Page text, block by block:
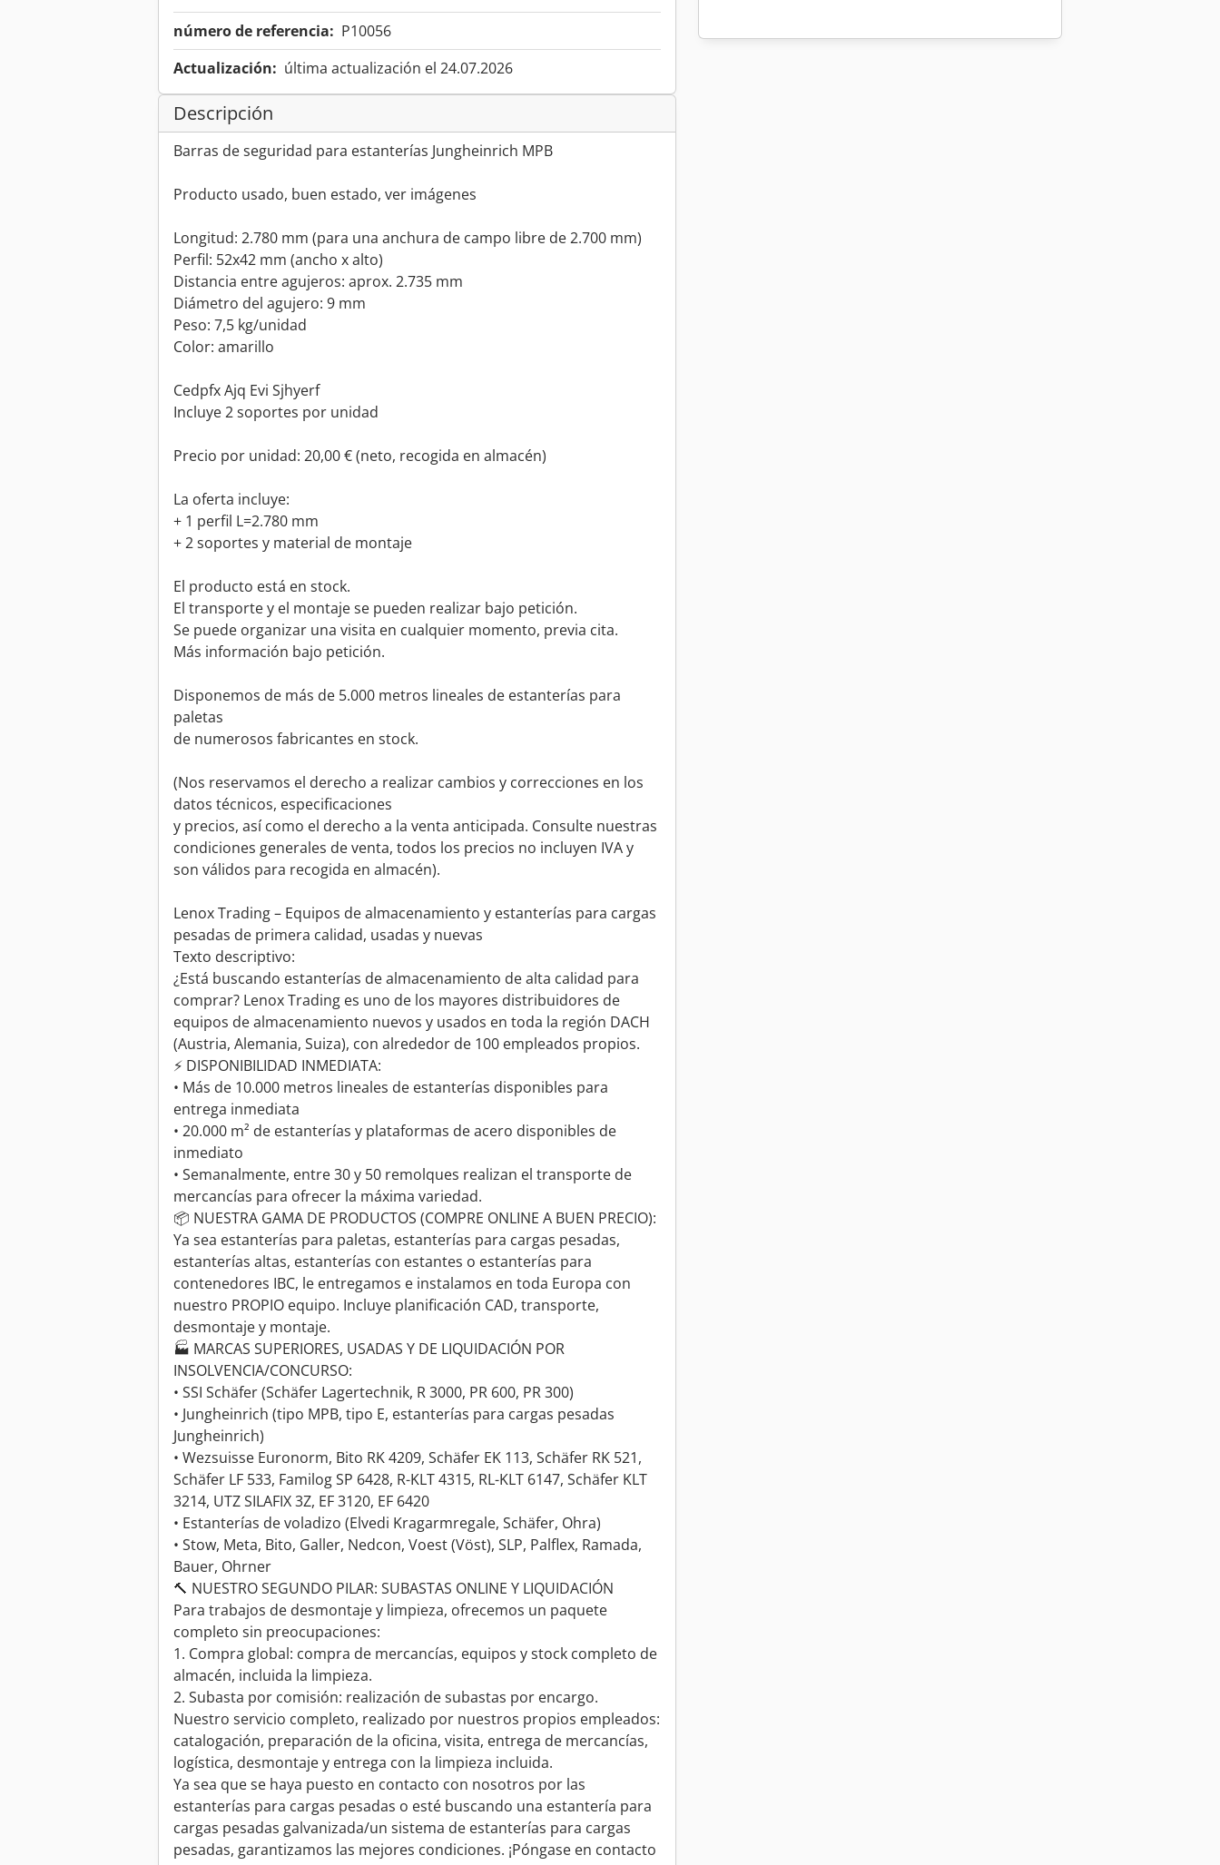
número de referencia: P10056
Actualización: última actualización el 24.07.2026
Descripción
Barras de seguridad para estanterías Jungheinrich MPB
Producto usado, buen estado, ver imágenes
Longitud: 2.780 mm (para una anchura de campo libre de 2.700 mm)
Perfil: 52x42 mm (ancho x alto)
Distancia entre agujeros: aprox. 2.735 mm
Diámetro del agujero: 9 mm
Peso: 7,5 kg/unidad
Color: amarillo
Cedpfx Ajq Evi Sjhyerf
Incluye 2 soportes por unidad
Precio por unidad: 20,00 € (neto, recogida en almacén)
La oferta incluye:
+ 1 perfil L=2.780 mm
+ 2 soportes y material de montaje
El producto está en stock.
El transporte y el montaje se pueden realizar bajo petición.
Se puede organizar una visita en cualquier momento, previa cita.
Más información bajo petición.
Disponemos de más de 5.000 metros lineales de estanterías para
paletas
de numerosos fabricantes en stock.
(Nos reservamos el derecho a realizar cambios y correcciones en los
datos técnicos, especificaciones
y precios, así como el derecho a la venta anticipada. Consulte nuestras
condiciones generales de venta, todos los precios no incluyen IVA y
son válidos para recogida en almacén).
Lenox Trading – Equipos de almacenamiento y estanterías para cargas
pesadas de primera calidad, usadas y nuevas
Texto descriptivo:
¿Está buscando estanterías de almacenamiento de alta calidad para
comprar? Lenox Trading es uno de los mayores distribuidores de
equipos de almacenamiento nuevos y usados en toda la región DACH
(Austria, Alemania, Suiza), con alrededor de 100 empleados propios.
⚡ DISPONIBILIDAD INMEDIATA:
• Más de 10.000 metros lineales de estanterías disponibles para
entrega inmediata
• 20.000 m² de estanterías y plataformas de acero disponibles de
inmediato
• Semanalmente, entre 30 y 50 remolques realizan el transporte de
mercancías para ofrecer la máxima variedad.
📦 NUESTRA GAMA DE PRODUCTOS (COMPRE ONLINE A BUEN PRECIO):
Ya sea estanterías para paletas, estanterías para cargas pesadas,
estanterías altas, estanterías con estantes o estanterías para
contenedores IBC, le entregamos e instalamos en toda Europa con
nuestro PROPIO equipo. Incluye planificación CAD, transporte,
desmontaje y montaje.
🏭 MARCAS SUPERIORES, USADAS Y DE LIQUIDACIÓN POR
INSOLVENCIA/CONCURSO:
• SSI Schäfer (Schäfer Lagertechnik, R 3000, PR 600, PR 300)
• Jungheinrich (tipo MPB, tipo E, estanterías para cargas pesadas
Jungheinrich)
• Wezsuisse Euronorm, Bito RK 4209, Schäfer EK 113, Schäfer RK 521,
Schäfer LF 533, Familog SP 6428, R-KLT 4315, RL-KLT 6147, Schäfer KLT
3214, UTZ SILAFIX 3Z, EF 3120, EF 6420
• Estanterías de voladizo (Elvedi Kragarmregale, Schäfer, Ohra)
• Stow, Meta, Bito, Galler, Nedcon, Voest (Vöst), SLP, Palflex, Ramada,
Bauer, Ohrner
🔨 NUESTRO SEGUNDO PILAR: SUBASTAS ONLINE Y LIQUIDACIÓN
Para trabajos de desmontaje y limpieza, ofrecemos un paquete
completo sin preocupaciones:
1. Compra global: compra de mercancías, equipos y stock completo de
almacén, incluida la limpieza.
2. Subasta por comisión: realización de subastas por encargo.
Nuestro servicio completo, realizado por nuestros propios empleados:
catalogación, preparación de la oficina, visita, entrega de mercancías,
logística, desmontaje y entrega con la limpieza incluida.
Ya sea que se haya puesto en contacto con nosotros por las
estanterías para cargas pesadas o esté buscando una estantería para
cargas pesadas galvanizada/un sistema de estanterías para cargas
pesadas, garantizamos las mejores condiciones. ¡Póngase en contacto